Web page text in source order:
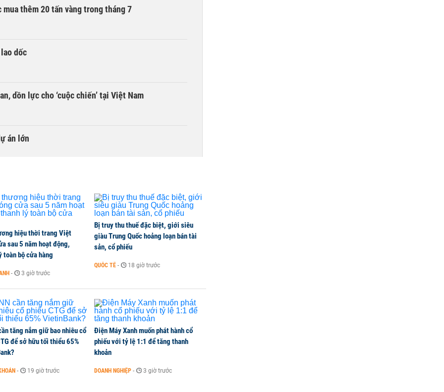
mua thêm 20 tấn vàng trong tháng 7
dốc
dồn lực cho ‘cuộc chiến’ tại Việt Nam
án lớn
hiệu thời trang Việt
sau 5 năm hoạt động,
toàn bộ cửa hàng
- 3 giờ trước
Bị truy thu thuế đặc biệt, giới siêu
giàu Trung Quốc hoảng loạn bán tài
sản, cổ phiếu
QUỐC TẾ - 18 giờ trước
tăng nắm giữ bao nhiêu cổ
để sở hữu tối thiểu 65%
- 19 giờ trước
Điện Máy Xanh muốn phát hành cổ
phiếu với tỷ lệ 1:1 để tăng thanh
khoản
DOANH NGHIỆP - 3 giờ trước